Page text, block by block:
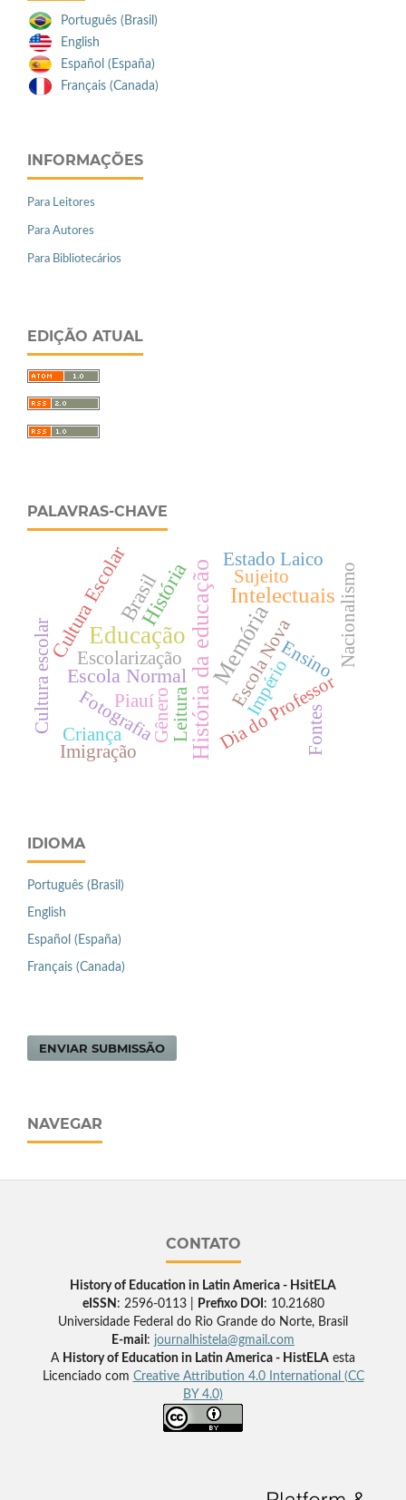
Português (Brasil)
English
Español (España)
Français (Canada)
INFORMAÇÕES
Para Leitores
Para Autores
Para Bibliotecários
EDIÇÃO ATUAL
PALAVRAS-CHAVE
Educação História da educaçãoMemória
Intelectuais
História
Brasil
Cultura Escolar
Escola Normal Império
Gênero
Escolarização
Cultura escolar Dia do Professor
Escola Nova
Leitura
Sujeito
Fontes
Piauí
Ensino Nacionalismo
Fotografia
Imigração
Estado Laico
Criança
IDIOMA
Português (Brasil)
English
Español (España)
Français (Canada)
ENVIAR SUBMISSÃO
NAVEGAR
CONTATO
History of Education in Latin America - HsitELA
eISSN : 2596-0113 | Prefixo DOI : 10.21680
Universidade Federal do Rio Grande do Norte, Brasil
E-mail : journalhistela@gmail.com
A History of Education in Latin America - HistELA esta
Licenciado com Creative Attribution 4.0 International (CC
BY 4.0)